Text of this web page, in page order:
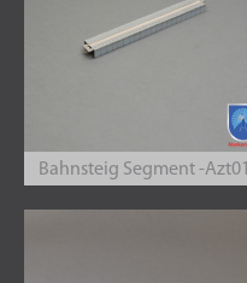
Bahnsteig Segment -Azt01